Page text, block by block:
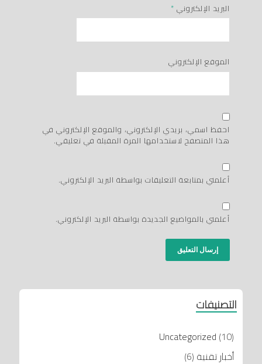
البريد الإلكتروني *
الموقع الإلكتروني
احفظ اسمي، بريدي الإلكتروني، والموقع الإلكتروني في
هذا المتصفح لاستخدامها المرة المقبلة في تعليقي.
أعلمني بمتابعة التعليقات بواسطة البريد الإلكتروني.
أعلمني بالمواضيع الجديدة بواسطة البريد الإلكتروني.
التصنيفات
Uncategorized (10)
أخبار تقنية (6)